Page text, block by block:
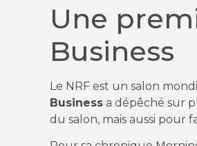
Une
Business
Le NRF est un salon
Business a dépêché sur
du salon, mais aussi pour